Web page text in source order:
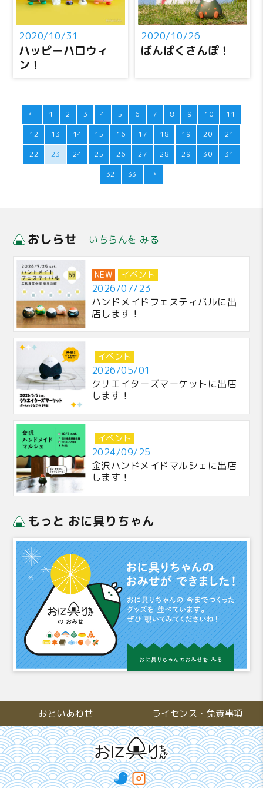
2020/10/31
ハッピーハロウィ
ン！
2020/10/26
ばんぱくさんぽ！
← 1 2 3 4 5 6 7 8 9 10
11
12
13 14 15 16 17 18 19 20
21
22
23 24 25 26 27 28 29 30
31
32
33 →
おしらせ いちらんを みる
NEW イベント
2026/07/23
ハンドメイドフェスティバルに出
店します！
イベント
2026/05/01
クリエイターズマーケットに出店
します！
イベント
2024/09/25
金沢ハンドメイドマルシェに出店
します！
もっと おに具りちゃん
おといあわせ ライセンス・免責事項